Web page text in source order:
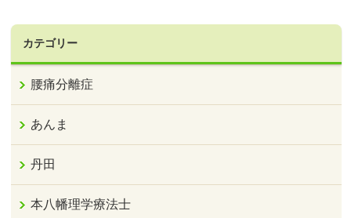
カテゴリー
腰痛分離症
あんま
丹田
本八幡理学療法士